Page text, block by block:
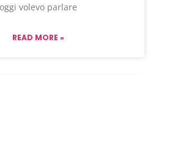
oggi volevo parlare
READ MORE »